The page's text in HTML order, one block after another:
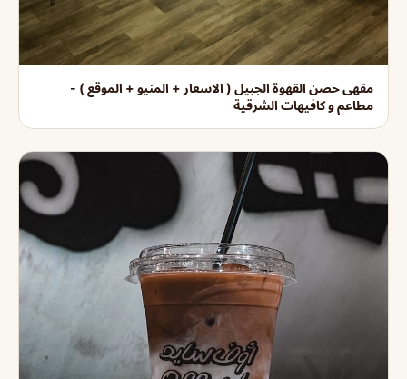
مقهى حصن القهوة الجبيل ( الاسعار + المنيو + الموقع ) -
مطاعم و كافيهات الشرقية